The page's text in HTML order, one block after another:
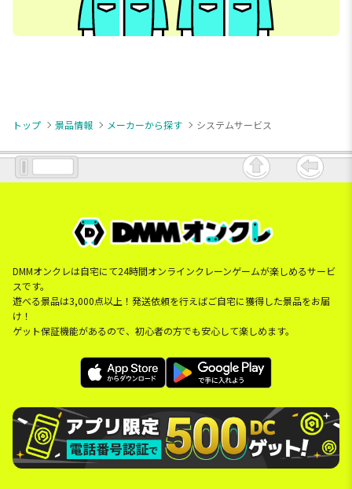
トップ 景品情報 メーカーから探す システムサービス
DMMオンクレは自宅にて24時間オンラインクレーンゲームが楽しめるサービ
スです。
遊べる景品は3,000点以上！発送依頼を行えばご自宅に獲得した景品をお届
け！
ゲット保証機能があるので、初心者の方でも安心して楽しめます。